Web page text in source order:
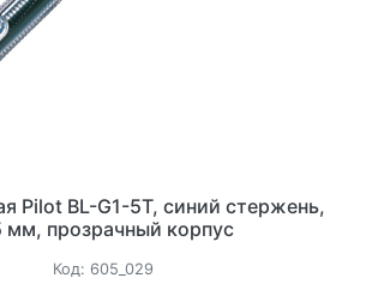
Pilot BL-G1-5T, синий стержень,
мм, прозрачный корпус
Код: 605_029